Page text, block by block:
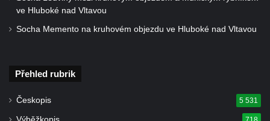
ve Hluboké nad Vltavou
Socha Memento na kruhovém objezdu ve Hluboké nad Vltavou
Přehled rubrik
Českopis 5 531